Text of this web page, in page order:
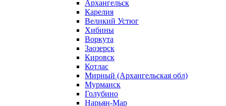
Архангельск
Карелия
Великий Устюг
Хибины
Воркута
Заозерск
Кировск
Котлас
Мирный (Архангельская обл)
Мурманск
Голубино
Нарьян-Мар